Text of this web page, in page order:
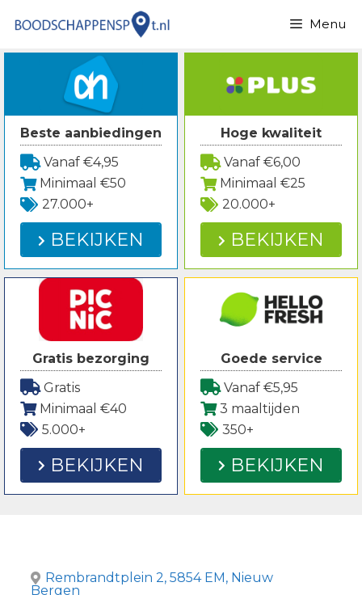
naar
Menu
Beste aanbiedingen
Vanaf €4,95
Minimaal €50
27.000+
BEKIJKEN
Hoge kwaliteit
Vanaf €6,00
Minimaal €25
20.000+
BEKIJKEN
Gratis bezorging
Gratis
Minimaal €40
5.000+
BEKIJKEN
Goede service
Vanaf €5,95
3 maaltijden
350+
BEKIJKEN
Rembrandtplein 2, 5854 EM, Nieuw
Bergen